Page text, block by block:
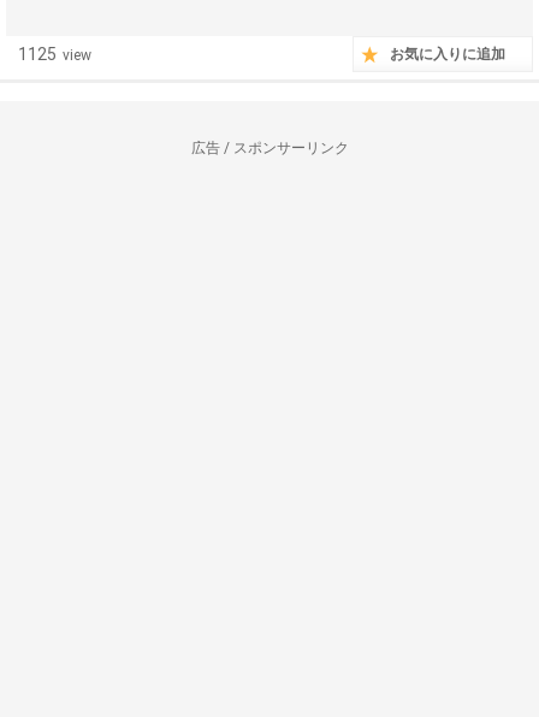
1125 view お気に入りに追加
広告 / スポンサーリンク